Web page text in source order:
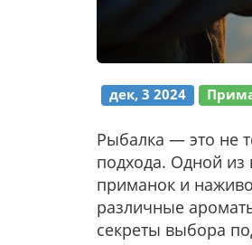
дек, 3 2024
Рыбалка — это не
подхода. Одной
приманок и
различные
секреты выбора